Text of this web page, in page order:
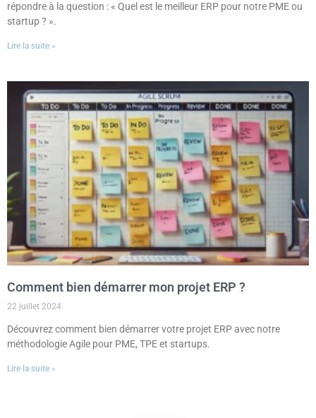
répondre à la question : « Quel est le meilleur ERP pour notre PME ou
startup ? ».
Lire la suite »
Comment bien démarrer mon projet ERP ?
22 juillet 2024
Découvrez comment bien démarrer votre projet ERP avec notre
méthodologie Agile pour PME, TPE et startups.
Lire la suite »